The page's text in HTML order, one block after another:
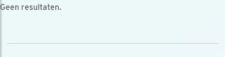
Geen resultaten.